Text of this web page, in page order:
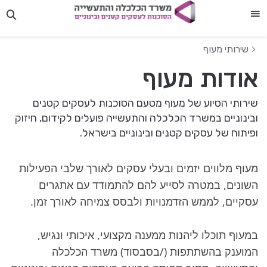
שירותי מעוף
אודות מעוף
שירותי הסיוע של מעוף מטעם הסוכנות לעסקים קטנים
ובינוניים במשרד הכלכלה והתעשייה פועלים לקידום, חיזוק
ופיתוח של עסקים קטנים ובינוניים בישראל.
מעוף מלווים יזמים ובעלי עסקים לאורך שלבי הפעילות
השונים, במטרה לסייע להם להתמודד עם אתגרים
עסקיים, לממש הזדמנויות ולבסס צמיחה לאורך זמן.
במעוף תוכלו ליהנות ממענה מקצועי, איכותי ונגיש,
המוענק בהשתתפות (/בסבסוד) משרד הכלכלה